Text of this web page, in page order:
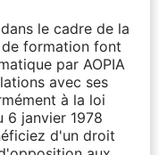
le cadre de la
formation font
par AOPIA
avec ses
à la loi
6 janvier 1978
d'un droit